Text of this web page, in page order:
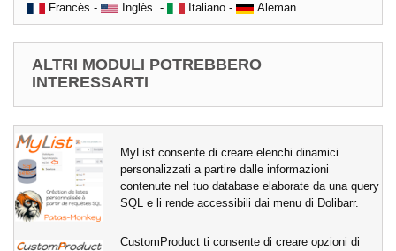
Francès -
Inglès - Italiano - Aleman
ALTRI MODULI POTREBBERO
INTERESSARTI
MyList consente di creare elenchi dinamici
personalizzati a partire dalle informazioni
contenute nel tuo database elaborate da una query
SQL e li rende accessibili dai menu di Dolibarr.
CustomProduct ti consente di creare opzioni di